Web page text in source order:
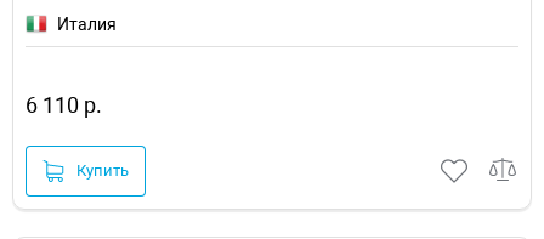
Италия
6 110 р.
Купить